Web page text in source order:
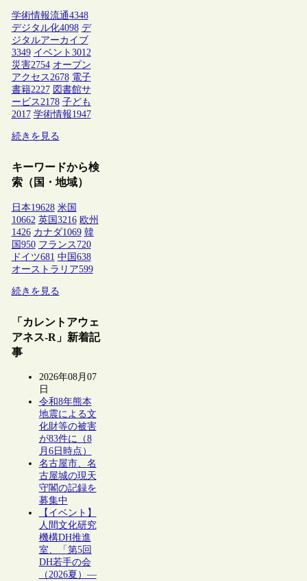
学術情報流通4348
デジタル化4098 デ
ジタルアーカイブ
3349 イベント 3012
災害2754 オープン
アクセス2678 電子
書籍2227 図書館サ
ービス2178 子ども
2017 学術情報1947
続きを見る
キーワードから検
索（国・地域）
日本19628 米国
10662 英国3216 欧州
1426 カナダ1069 韓
国950 フランス 720
ドイツ681 中国638
オーストラリア599
続きを見る
「カレントアウェ
アネス-R」新着記
事
2026年08月07
日
令和8年熊本
地震による文
化財等の被害
が83件に（8
月6日時点）
名古屋市、名
古屋城の現天
守閣の記録を
募集中
【イベント】
人間文化研究
機構DH推進
室、「第5回
DH若手の会
（2026夏）―